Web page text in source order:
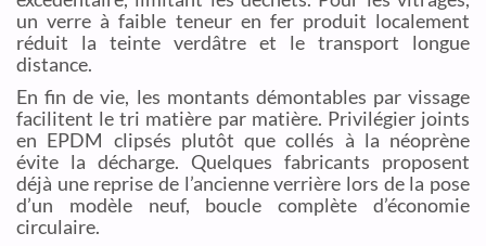
un verre à faible teneur en fer produit localement
réduit la teinte verdâtre et le transport longue
distance.
En fin de vie, les montants démontables par vissage
facilitent le tri matière par matière. Privilégier joints
en EPDM clipsés plutôt que collés à la néoprène
évite la décharge. Quelques fabricants proposent
déjà une reprise de l’ancienne verrière lors de la pose
d’un modèle neuf, boucle complète d’économie
circulaire.